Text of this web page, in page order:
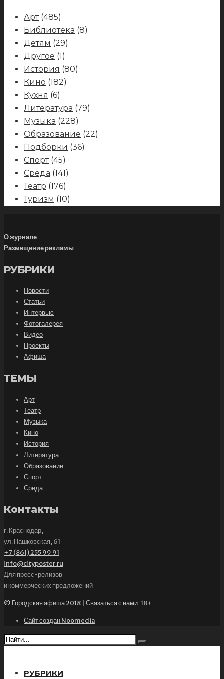
Арт(485)
Библиотека (8)
Детям (29)
Другое (1)
История (80)
Кино (182)
Кухня (6)
Литература (79)
Музыка (228)
Образование (22)
Подборки (36)
Спорт(45)
Среда (141)
Театр (176)
Туризм (10)
О журнале
Размещение рекламы
РУБРИКИ
Новости
Статьи
Интервью
Фотогалерея
Видео
Проекты
Афиша
ТЕМЫ
Арт
Театр
Музыка
Кино
История
Литература
Образование
Спорт
Среда
Контакты
г. Краснодар,
ул. Пашковская, 61
+7 (861) 255 99 91
info@cityposter.ru
Для пресс-релизов
и коммерческих предложений
© Городская афиша 2018 | Связаться с нами 18+
Сайт создан Noomedia
РУБРИКИ